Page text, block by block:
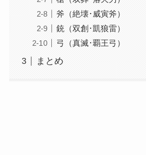
斧（絶壊･威寅斧）
銃（双創･凱狼雷）
弓（真滅･覇王弓）
まとめ